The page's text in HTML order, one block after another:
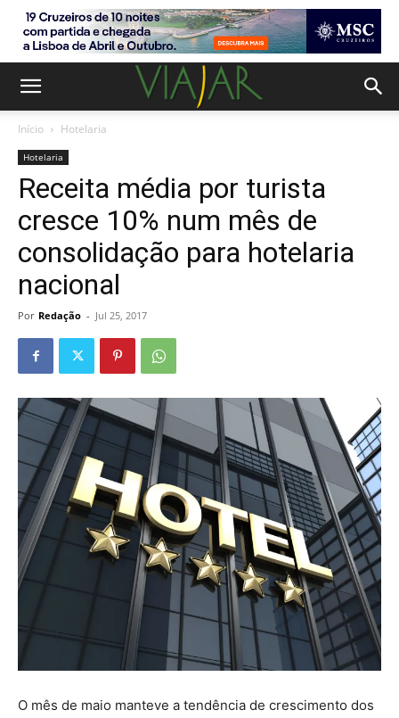
Início Hotelaria
Hotelaria
Receita média por turista
cresce 10% num mês de
consolidação para hotelaria
nacional
Por Redação - Jul 25, 2017
O mês de maio manteve a tendência de crescimento dos